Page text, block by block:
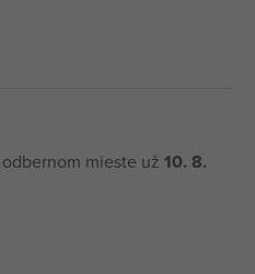
odbernom mieste už 10. 8.